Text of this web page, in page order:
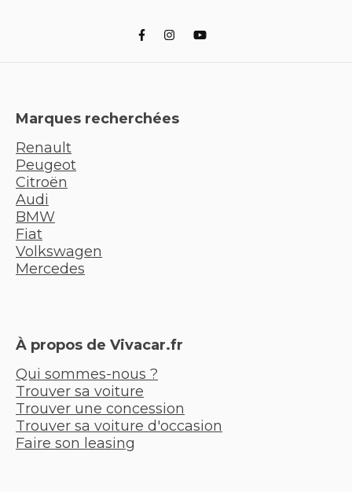
Marques recherchées
Renault
Peugeot
Citroën
Audi
BMW
Fiat
Volkswagen
Mercedes
À propos de Vivacar.fr
Qui sommes-nous ?
Trouver sa voiture
Trouver une concession
Trouver sa voiture d'occasion
Faire son leasing